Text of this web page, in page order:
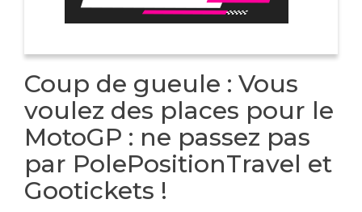
Coup de gueule : Vous
voulez des places pour le
MotoGP : ne passez pas
par PolePositionTravel et
Gootickets !